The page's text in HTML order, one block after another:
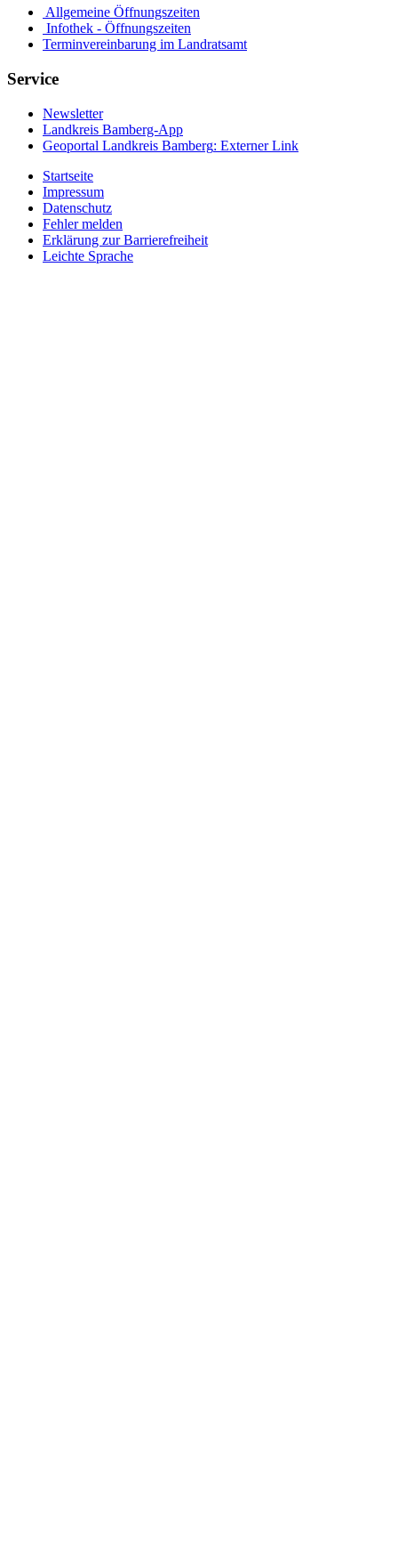
Allgemeine Öffnungszeiten
Infothek - Öffnungszeiten
Terminvereinbarung im Landratsamt
Service
Newsletter
Landkreis Bamberg-App
Geoportal Landkreis Bamberg: Externer Link
Startseite
Impressum
Datenschutz
Fehler melden
Erklärung zur Barrierefreiheit
Leichte Sprache